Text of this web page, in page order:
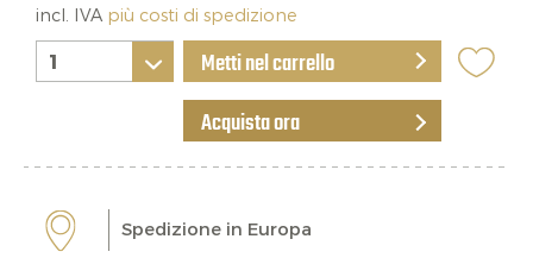
incl. IVA più costi di spedizione
Metti nel carrello
Acquista ora
Spedizione in Europa